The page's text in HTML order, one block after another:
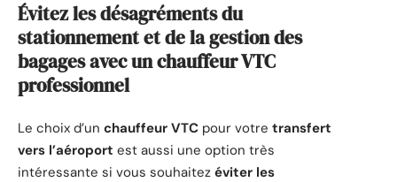
Évitez les désagréments du
stationnement et de la gestion des
bagages avec un chauffeur VTC
professionnel
Le choix d’un chauffeur VTC pour votre transfert
vers l’aéroport est aussi une option très
intéressante si vous souhaitez éviter les